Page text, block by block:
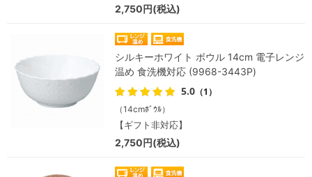
2,750円(税込)
シルキーホワイト ボウル 14cm 電子レンジ
温め 食洗機対応 (9968-3443P)
5.0 （1）
（14cmﾎﾞｳﾙ）
【ギフト非対応】
2,750円(税込)